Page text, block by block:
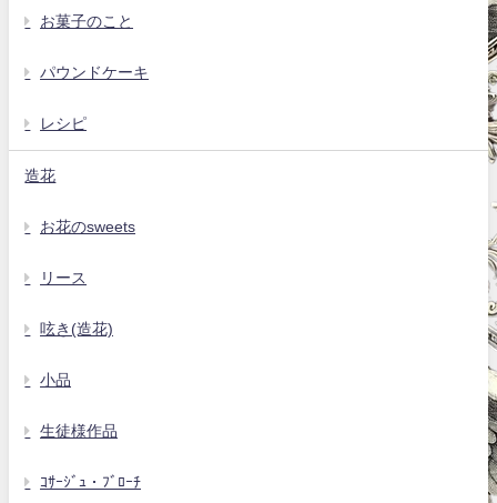
お菓子のこと
パウンドケーキ
レシピ
造花
お花のsweets
リース
呟き(造花)
小品
生徒様作品
ｺｻｰｼﾞｭ・ﾌﾞﾛｰﾁ